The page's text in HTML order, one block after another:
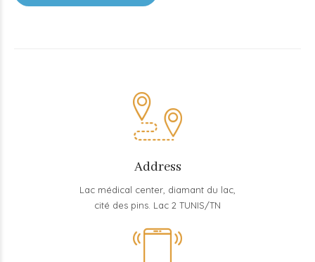
Address
Lac médical center, diamant du lac,
cité des pins. Lac 2 TUNIS/TN